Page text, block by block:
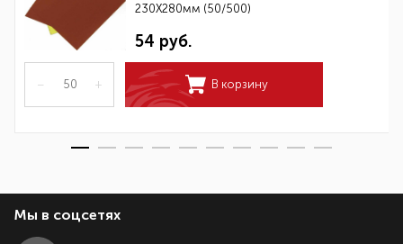
230Х280мм (50/500)
54 руб.
– + В корзину
Мы в соцсетях